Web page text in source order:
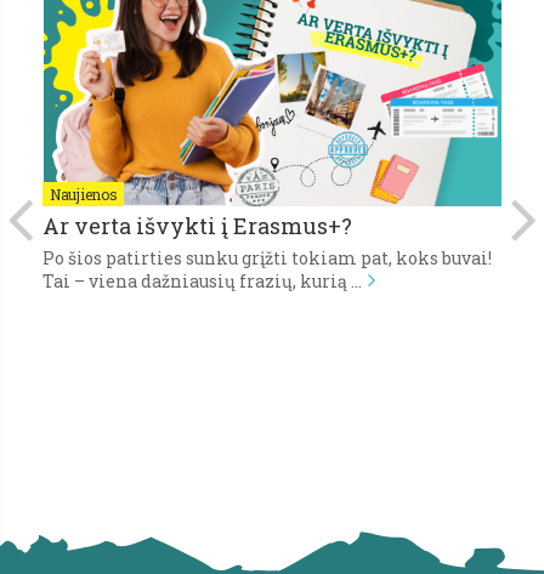
Naujienos
Ar verta išvykti į Erasmus+?
Po šios patirties sunku grįžti tokiam pat, koks buvai!
Tai – viena dažniausių frazių, kurią …